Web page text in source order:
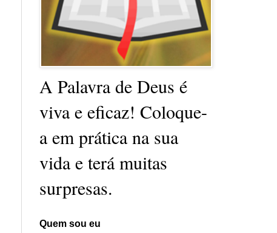
A Palavra de Deus é
viva e eficaz! Coloque-
a em prática na sua
vida e terá muitas
surpresas.
Quem sou eu